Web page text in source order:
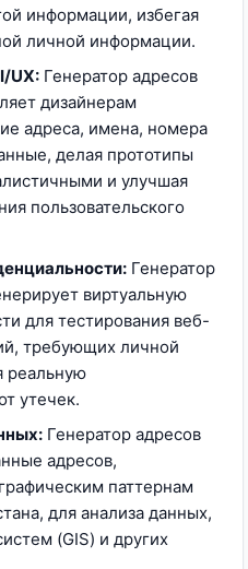
информации, избегая
личной информации.
UX: Генератор адресов
дизайнерам
адреса, имена, номера
делая прототипы
и улучшая
пользовательского
Генератор
виртуальную
для тестирования веб-
требующих личной
реальную
утечек.
Генератор адресов
адресов,
паттернам
для анализа данных,
(GIS) и других